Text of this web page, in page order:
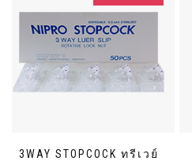
3WAY STOPCOCK ทรีเวย์